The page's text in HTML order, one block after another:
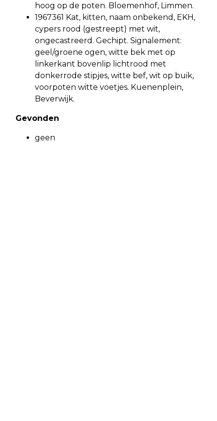
hoog op de poten. Bloemenhof, Limmen.
1967361 Kat, kitten, naam onbekend, EKH,
cypers rood (gestreept) met wit,
ongecastreerd. Gechipt. Signalement:
geel/groene ogen, witte bek met op
linkerkant bovenlip lichtrood met
donkerrode stipjes, witte bef, wit op buik,
voorpoten witte voetjes. Kuenenplein,
Beverwijk.
Gevonden
geen